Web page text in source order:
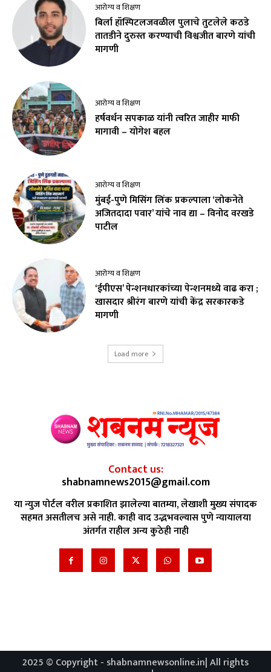
आरोग्य व शिक्षण
बिर्ला हॉस्पिटलजवळील पुलाचे तुटलेले कठडे
तातडीने दुरुस्त करण्याची विश्वजीत बारणे यांची
मागणी
आरोग्य व शिक्षण
हर्षवर्धन सपकाळ यांनी त्वरित जाहीर माफी
मागावी – योगेश बहल
आरोग्य व शिक्षण
मुंबई-पुणे मिसिंग लिंक प्रकल्पाला ‘लोकनेते
अजितदादा पवार’ यांचे नाव द्या – विनोद वरखडे
पाटील
आरोग्य व शिक्षण
‘ईपीएस’ पेन्शनधारकांच्या पेन्शनमध्ये वाढ करा ;
खासदार श्रीरंग बारणे यांची केंद्र सरकारकडे
मागणी
Load more
Contact us:
shabnamnews2015@gmail.com
या न्युज पोर्टल वरील प्रकाशित झालेल्या बातम्या, लेखाशी मुख्य संपादक
सहमत असतीलच असे नाही. काही वाद उद्भभवल्यास पुणे न्यायालया
अंतर्गत राहील अन्य कुठेही नाही
2025 © Copyright - shabnamnewsonline.in| All rights